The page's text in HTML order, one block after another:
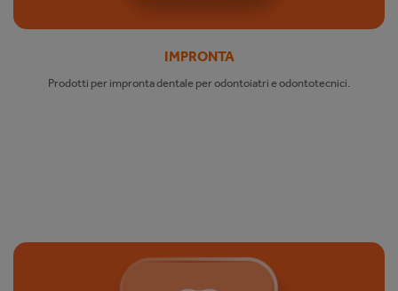
IMPRONTA
Prodotti per impronta dentale per odontoiatri e odontotecnici.